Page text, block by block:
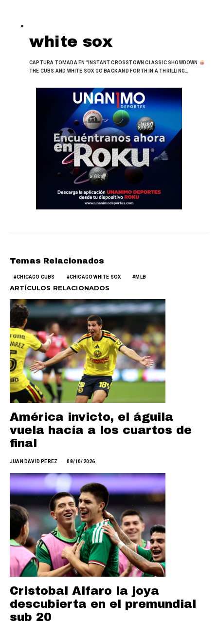
white sox
CAPTURA TOMADA EN "INSTANT CROSSTOWN CLASSIC SHOWDOWN
THE CUBS AND WHITE SOX GO BACK AND FORTH IN A THRILLING…
Temas Relacionados
CHICAGO CUBS CHICAGO WHITE SOX MLB
ARTÍCULOS RELACIONADOS
América invicto, el águila
vuela hacía a los cuartos de
final
JUAN DAVID PEREZ 08/10/2026
Cristobal Alfaro la joya
descubierta en el premundial
sub 20